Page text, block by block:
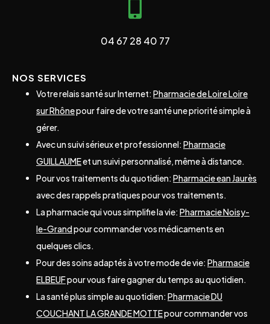
04 67 28 40 77
NOS SERVICES
Votre relais santé sur Internet: Pharmacie de Loire Loire
sur Rhônepour faire de votre santé une priorité simple à
gérer.
Avec un suivi sérieux et professionnel: Pharmacie
GUILLAUMEet un suivi personnalisé, même à distance.
Pour vos traitements du quotidien: Pharmacie ean Jaurès
avec des rappels pratiques pour vos traitements.
La pharmacie qui vous simplifie la vie: Pharmacie Noisy-
le-Grandpour commander vos médicaments en
quelques clics.
Pour des soins adaptés à votre mode de vie: Pharmacie
ELBEUFpour vous faire gagner du temps au quotidien.
La santé plus simple au quotidien: Pharmacie DU
COUCHANT LA GRANDE MOTTEpour commander vos